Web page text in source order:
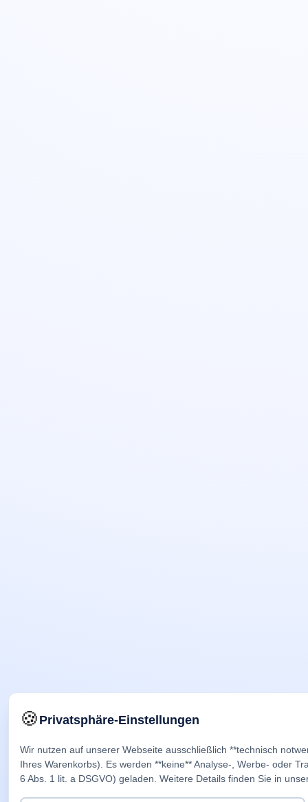
🍪Privatsphäre-Einstellungen
Wir nutzen auf unserer Webseite ausschließlich **technisch
Ihres Warenkorbs). Es werden **keine** Analyse-, Werbe- oder
6 Abs. 1 lit. a DSGVO) geladen. Weitere Details finden Sie in